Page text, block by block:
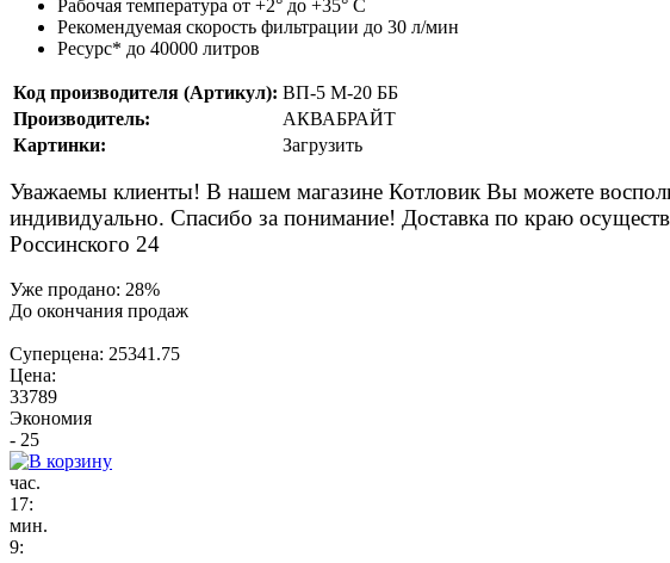
Рабочая температура от +2° до +35° С
Рекомендуемая скорость фильтрации до 30 л/мин
Ресурс* до 40000 литров
Код производителя (Артикул): ВП-5 М-20 ББ
Производитель:
АКВАБРАЙТ
Картинки:
Загрузить
Уважаемы клиенты! В нашем магазине Котловик Вы можете
индивидуально. Спасибо за понимание! Доставка по краю
Россинского 24
Уже продано: 28%
До окончания продаж
Суперцена: 25341.75
Цена:
33789
Экономия
- 25
час.
17:
мин.
9: